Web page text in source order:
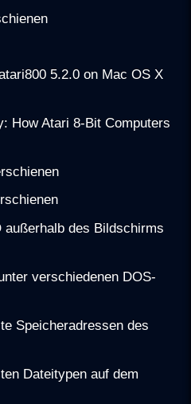
5.2.0 on Mac OS X
How Atari 8-Bit Computers
außerhalb des Bildschirms
verschiedenen DOS-
Speicheradressen des
Dateitypen auf dem